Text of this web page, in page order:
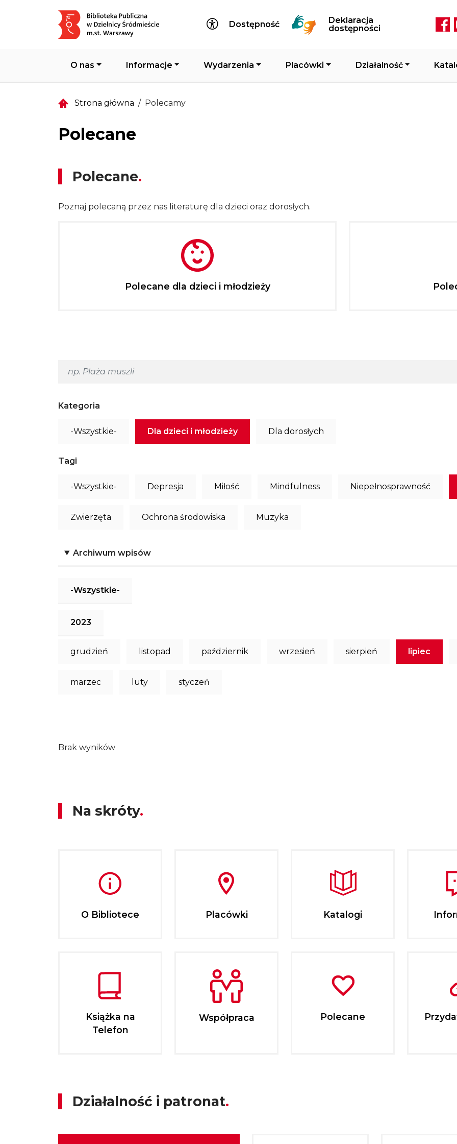
Dostępność
Deklaracja
dostępności
O nas Informacje Wydarzenia Placówki Działalność
Strona główna Polecamy
Polecane
Polecane
Poznaj polecaną przez nas literaturę dla dzieci oraz dorosłych.
Polecane dla dzieci i młodzieży
Kategoria
-Wszystkie- Dla dzieci i młodzieży Dla dorosłych
Tagi
-Wszystkie- Depresja Miłość Mindfulness Niepełnosprawność
Zwierzęta Ochrona środowiska Muzyka
Archiwum wpisów
-Wszystkie-
2023
grudzień listopad październik wrzesień sierpień lipiec
marzec luty styczeń
Brak wyników
Na skróty
O Bibliotece Placówki Katalogi
Książka na
Telefon
Współpraca Polecane
Działalność i patronat